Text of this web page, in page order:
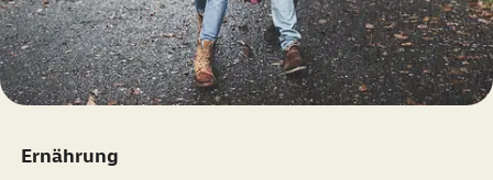
Ernährung